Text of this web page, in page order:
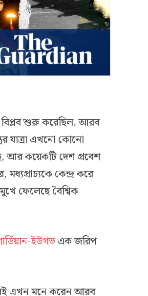
বিপ্লব শুরু করেছিল, আরব
যাত্রা এখনো কোনো
আর কয়েকটি দেশ প্রবেশ
কেন্দ্র করে
ফেলেছে বৈশ্বিক
ইউগভএক জরিপ
এখন মনে করেন আরব